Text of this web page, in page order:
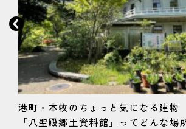
港町・本牧のちょっと気になる建物
「八聖殿郷土資料館」ってどんな場